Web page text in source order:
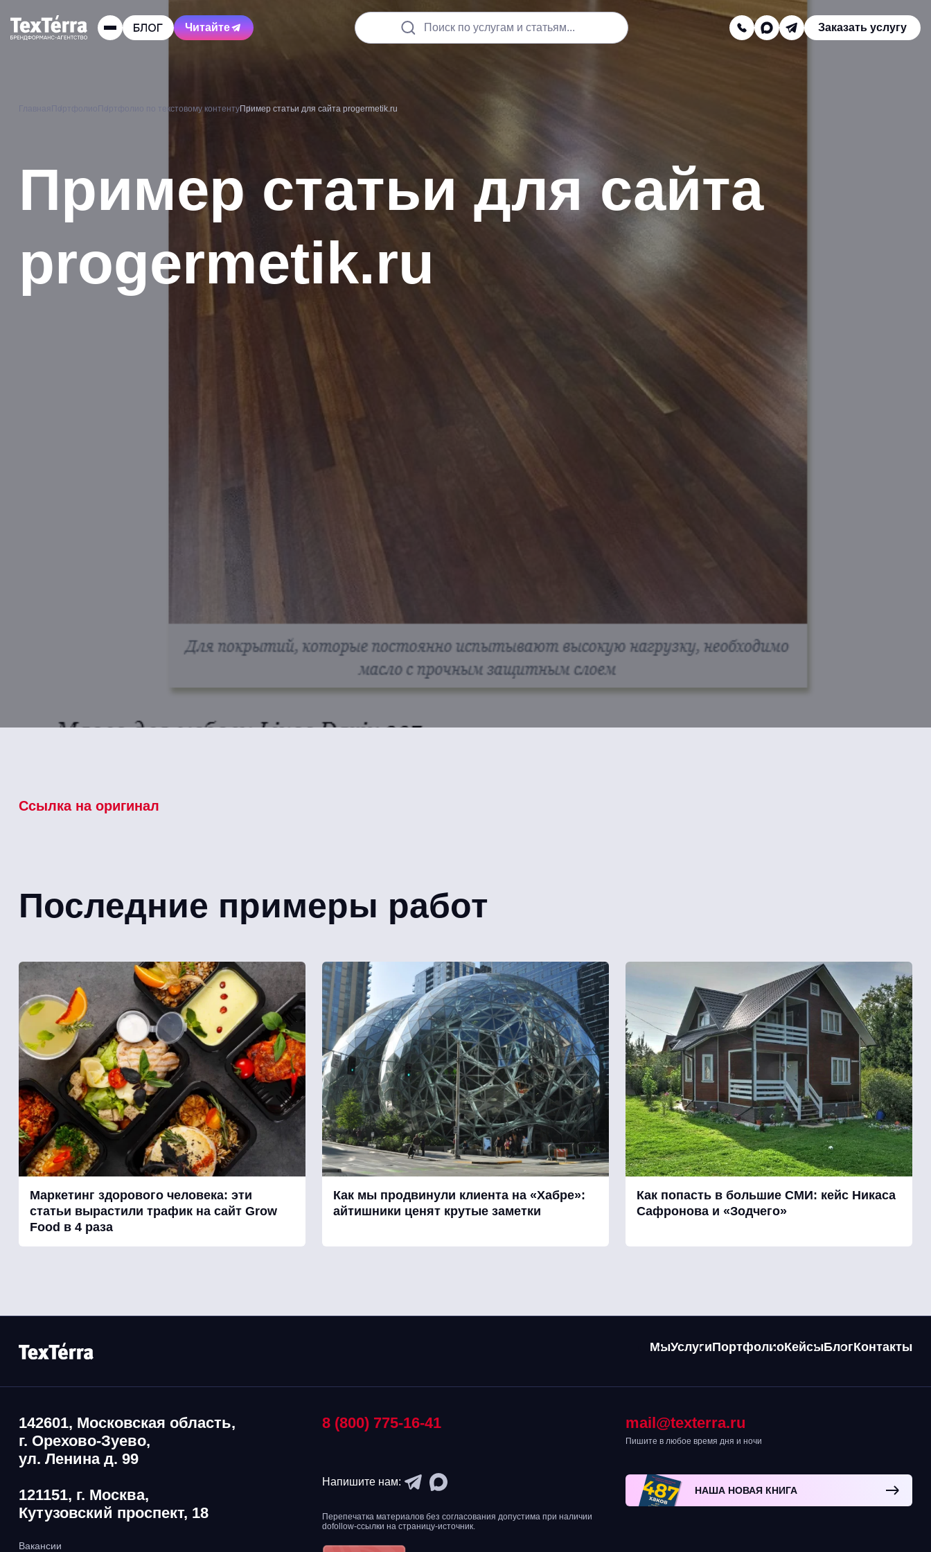
Читайте Поиск по услугам и статьям... Заказать услугу
Портфолио по текстовому контентуПример статьи для сайта progermetik.ru
Пример статьи для сайта
progermetik.ru
Ссылка на оригинал
Последние примеры работ
Маркетинг здорового человека: эти
статьи вырастили трафик на сайт Grow
Food в 4 раза
Как мы продвинули клиента на «Хабре»:
айтишники ценят крутые заметки
Как попасть в большие СМИ: кейс Никаса
Сафронова и «Зодчего»
МыУслугиПортфолиоКейсыБлогКонтакты
142601, Московская область,
г. Орехово-Зуево,
ул. Ленина д. 99
121151, г. Москва,
Кутузовский проспект, 18
Вакансии
8 (800) 775-16-41
Напишите нам:
Перепечатка материалов без согласования допустима при наличии
dofollow-ссылки на страницу-источник.
mail@texterra.ru
Пишите в любое время дня и ночи
НАША НОВАЯ КНИГА